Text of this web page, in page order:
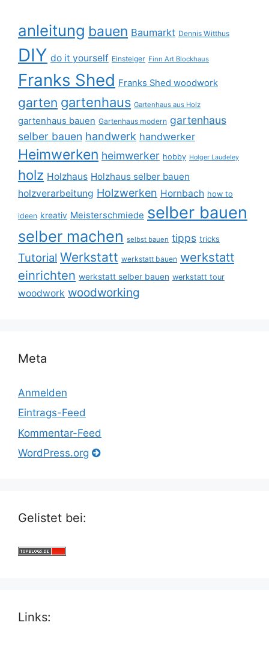
anleitung bauen Baumarkt Dennis Witthus
DIY do it yourself Einsteiger Finn Art Blockhaus
Franks Shed Franks Shed woodwork
garten gartenhaus Gartenhaus aus Holz
gartenhaus bauen Gartenhaus modern gartenhaus
selber bauen handwerk handwerker
Heimwerken heimwerker hobby Holger Laudeley
holz Holzhaus Holzhaus selber bauen
holzverarbeitung Holzwerken Hornbach how to
ideen kreativ Meisterschmiede selber bauen
selber machen selbst bauen tipps tricks
Tutorial Werkstatt werkstatt bauen werkstatt
einrichten werkstatt selber bauen werkstatt tour
woodwork woodworking
Meta
Anmelden
Eintrags-Feed
Kommentar-Feed
WordPress.org
Gelistet bei:
Links: